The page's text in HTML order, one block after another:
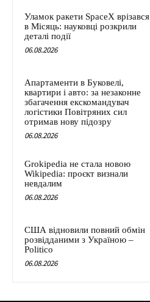
Уламок ракети SpaceX врізався
в Місяць: науковці розкрили
деталі події
06.08.2026
Апартаменти в Буковелі,
квартири і авто: за незаконне
збагачення екскомандувач
логістики Повітряних сил
отримав нову підозру
06.08.2026
Grokipedia не стала новою
Wikipedia: проєкт визнали
невдалим
06.08.2026
США відновили повний обмін
розвідданими з Україною –
Politico
06.08.2026